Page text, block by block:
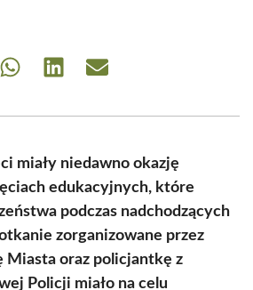
Share Share Share
miały niedawno okazję
edukacyjnych, które
podczas nadchodzących
zorganizowane przez
Miasta oraz policjantkę z
Policji miało na celu